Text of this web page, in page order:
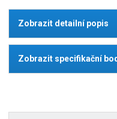
Zobrazit detailní popis
Zobrazit specifikační